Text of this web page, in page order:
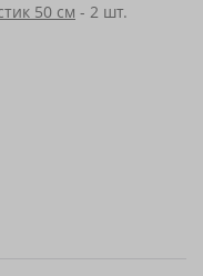
50 см - 2 шт.